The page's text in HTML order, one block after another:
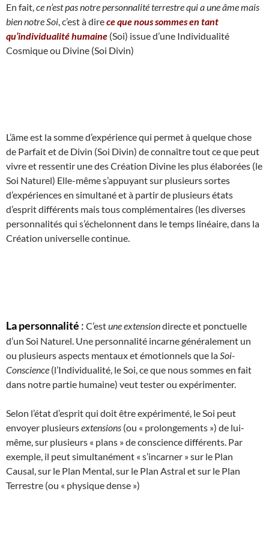
En fait, ce n’est pas notre personnalité terrestre qui a une âme mais
bien notre Soi , c’est à direce que nous sommes en tant
qu’individualité humaine (Soi) issue d’une Individualité
Cosmique ou Divine (Soi Divin)
L’âme est la somme d’expérience qui permet à quelque chose
de Parfait et de Divin (Soi Divin) de connaître tout ce que peut
vivre et ressentir une des Création Divine les plus élaborées (le
Soi Naturel) Elle-même s’appuyant sur plusieurs sortes
d’expériences en simultané et à partir de plusieurs états
d’esprit différents mais tous complémentaires (les diverses
personnalités qui s’échelonnent dans le temps linéaire, dans la
Création universelle continue.
La personnalité : C’estune extensiondirecte et ponctuelle
d’un Soi Naturel. Une personnalité incarne généralement un
ou plusieurs aspects mentaux et émotionnels que la Soi-
Conscience (l’Individualité, le Soi, ce que nous sommes en fait
dans notre partie humaine) veut tester ou expérimenter.
Selon l’état d’esprit qui doit être expérimenté, le Soi peut
envoyer plusieursextensions (ou « prolongements ») de lui-
même, sur plusieurs « plans » de conscience différents. Par
exemple, il peut simultanément « s’incarner » sur le Plan
Causal, sur le Plan Mental, sur le Plan Astral et sur le Plan
Terrestre (ou « physique dense »)